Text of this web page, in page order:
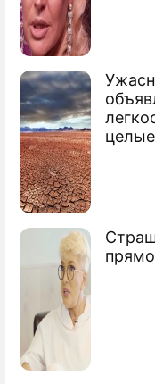
Как спасали
Анкара
атакой
Путин:
ислам